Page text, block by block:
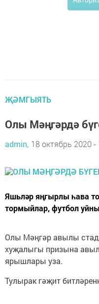
ҖӘМГЫЯТЬ
Олы Мәңгәрдә
admin, 18 октябрь 2020 -
Яшьләр яңгырлы һава
тормыйлар, футбол
Олы Мәңгәр авылы
хуҗалыгы призына
ярышлары уза.
Тулырак гәҗит